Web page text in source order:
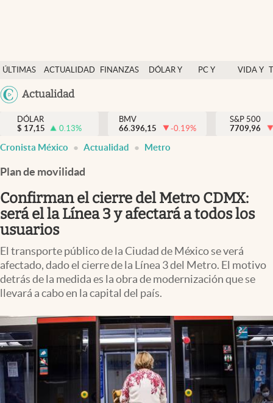
ÚLTIMAS
NOTICIAS
ACTUALIDAD
FINANZAS
DÓLAR Y
PC Y
VIDA Y
México
Actualidad
Actualidad
Finanzas y economía
Dólar y mercados
Pc y celular
Vida y estilo
Tv
Clima
Mediakit
abre en nueva pestaña
México
DÓLAR
$ 17,15 0.13%
BMV
66.396,15
-0.19%
S&P 500
7709,96
Cronista México Actualidad Metro
Plan de movilidad
Confirman el cierre del Metro CDMX:
será el la Línea 3 y afectará a todos los
usuarios
El transporte público de la Ciudad de México se verá
afectado, dado el cierre de la Línea 3 del Metro. El motivo
detrás de la medida es la obra de modernización que se
llevará a cabo en la capital del país.